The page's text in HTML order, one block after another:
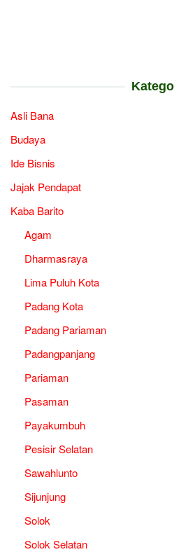
Asli Bana
Budaya
Ide Bisnis
Jajak Pendapat
Kaba Barito
Agam
Dharmasraya
Lima Puluh Kota
Padang Kota
Padang Pariaman
Padangpanjang
Pariaman
Pasaman
Payakumbuh
Pesisir Selatan
Sawahlunto
Sijunjung
Solok
Solok Selatan